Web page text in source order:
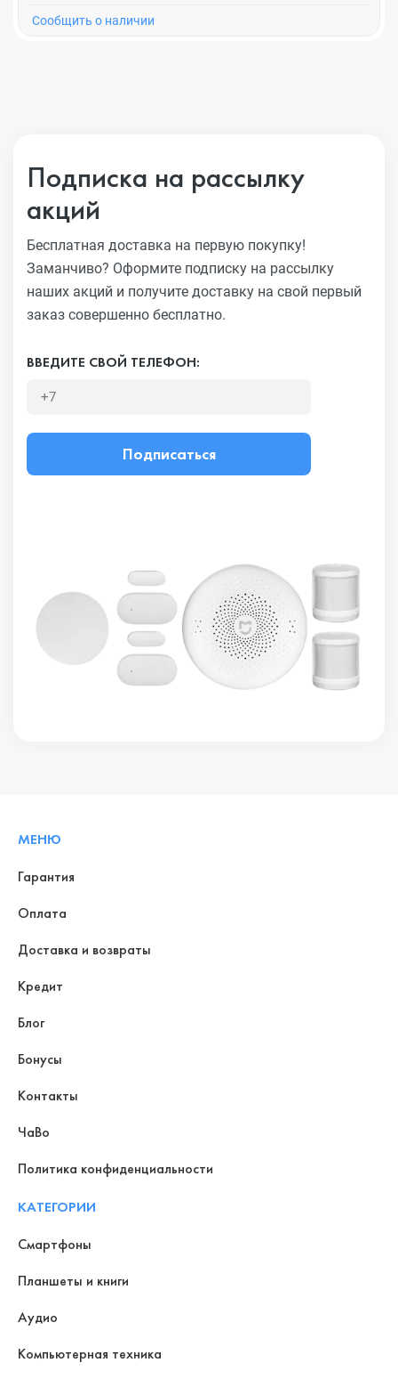
Cообщить о наличии
Подписка на рассылку
акций
Бесплатная доставка на первую покупку!
Заманчиво? Оформите подписку на рассылку
наших акций и получите доставку на свой первый
заказ совершенно бесплатно.
ВВЕДИТЕ СВОЙ ТЕЛЕФОН:
Подписаться
МЕНЮ
Гарантия
Оплата
Доставка и возвраты
Кредит
Блог
Бонусы
Контакты
ЧаВо
Политика конфиденциальности
КАТЕГОРИИ
Смартфоны
Планшеты и книги
Аудио
Компьютерная техника